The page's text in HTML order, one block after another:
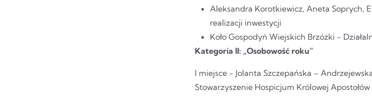
Aleksandra Korotkiewicz, Aneta Soprych,
realizacji inwestycji
Koło Gospodyń Wiejskich Brzózki -
Kategoria II: „Osobowość roku”
I miejsce - Jolanta Szczepańska –
Stowarzyszenie Hospicjum Królowej